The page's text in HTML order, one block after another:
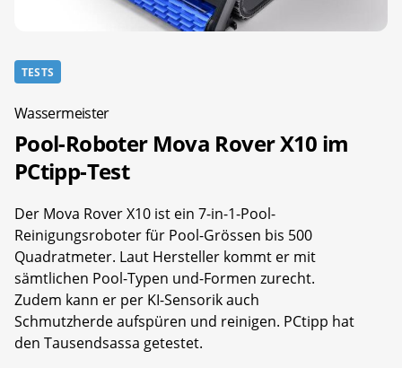
TESTS
Wassermeister
Pool-Roboter Mova Rover X10 im
PCtipp-Test
Der Mova Rover X10 ist ein 7-in-1-Pool-
Reinigungsroboter für Pool-Grössen bis 500
Quadratmeter. Laut Hersteller kommt er mit
sämtlichen Pool-Typen und-Formen zurecht.
Zudem kann er per KI-Sensorik auch
Schmutzherde aufspüren und reinigen. PCtipp hat
den Tausendsassa getestet.